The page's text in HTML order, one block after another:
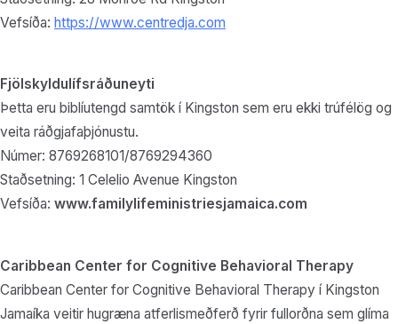
Vefsíða: https://www.centredja.com
Fjölskyldulífsráðuneyti
Þetta eru biblíutengd samtök í Kingston sem eru ekki trúfélög og
veita ráðgjafaþjónustu.
Númer: 8769268101/8769294360
Staðsetning: 1 Celelio Avenue Kingston
Vefsíða: www.familylifeministriesjamaica.com
Caribbean Center for Cognitive Behavioral Therapy
Caribbean Center for Cognitive Behavioral Therapy í Kingston
Jamaíka veitir hugræna atferlismeðferð fyrir fullorðna sem glíma